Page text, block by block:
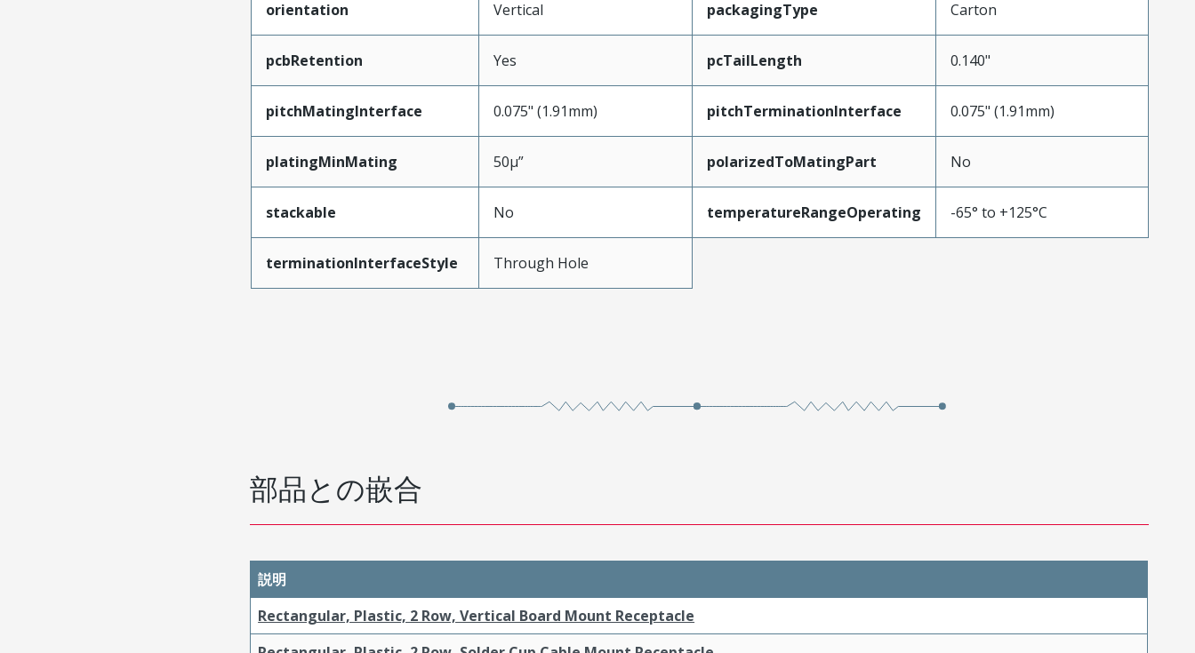
orientation Vertical packagingType Carton
pcbRetention Yes pcTailLength 0.140"
pitchMatingInterface 0.075" (1.91mm) pitchTerminationInterface 0.075" (1.91mm)
platingMinMating 50µ” polarizedToMatingPart No
stackable No temperatureRangeOperating -65° to +125°C
terminationInterfaceStyle Through Hole
部品との嵌合
説明
Rectangular, Plastic, 2 Row, Vertical Board Mount Receptacle